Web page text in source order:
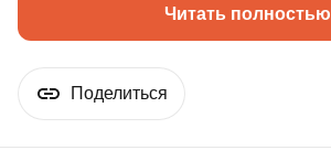
Читать полностью
Поделиться